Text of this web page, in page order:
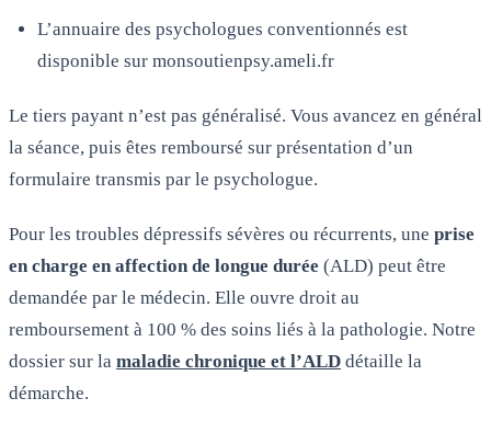
L’annuaire des psychologues conventionnés est
disponible sur monsoutienpsy.ameli.fr
Le tiers payant n’est pas généralisé. Vous avancez en général
la séance, puis êtes remboursé sur présentation d’un
formulaire transmis par le psychologue.
Pour les troubles dépressifs sévères ou récurrents, une prise
en charge en affection de longue durée (ALD) peut être
demandée par le médecin. Elle ouvre droit au
remboursement à 100 % des soins liés à la pathologie. Notre
dossier sur la maladie chronique et l’ALD détaille la
démarche.